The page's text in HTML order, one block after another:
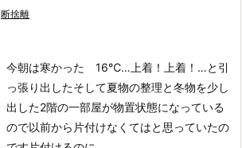
断捨離
今朝は寒かった 16℃… 上着！上着！…と引
っ張り出したそして夏物の整理と冬物を少し
出した2階の一部屋が物置状態になっている
ので以前から片付けなくてはと思っていたの